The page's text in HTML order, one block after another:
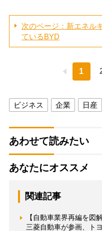
次のページ：新エネル
ているBYD
1
ビジネス 企業 日産
あわせて読みたい
あなたにオススメ
関連記事
【自動車業界再編を図
三菱自動車が参画、ト